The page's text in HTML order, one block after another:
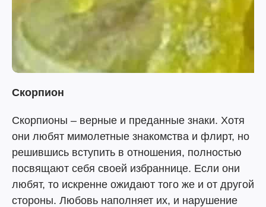
Скорпион
Скорпионы – верные и преданные знаки. Хотя
они любят мимолетные знакомства и флирт, но
решившись вступить в отношения, полностью
посвящают себя своей избраннице. Если они
любят, то искренне ожидают того же и от другой
стороны. Любовь наполняет их, и нарушение